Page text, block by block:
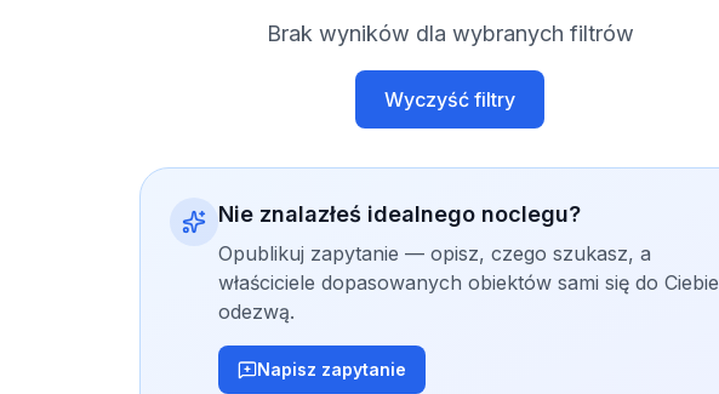
Brak wyników dla wybranych filtrów
Wyczyść filtry
Nie znalazłeś idealnego noclegu?
Opublikuj zapytanie — opisz, czego szukasz, a
właściciele dopasowanych obiektów sami się do Ciebie
odezwą.
Napisz zapytanie